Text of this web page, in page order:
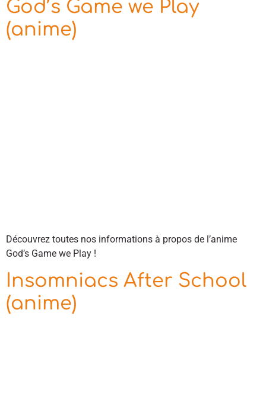
God’s Game we Play
(anime)
Découvrez toutes nos informations à propos de l’anime
God’s Game we Play !
Insomniacs After School
(anime)